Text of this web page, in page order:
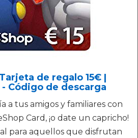
de regalo 15€ |
Código de descarga
a tus amigos y familiares con
Card, ¡o date un capricho!
para aquellos que disfrutan